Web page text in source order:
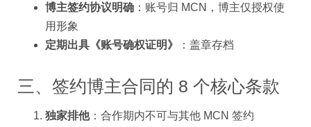
博主签约协议明确 ：账号归 MCN，博主仅授权使
用形象
定期出具《账号确权证明》
：盖章存档
三、签约博主合同的 8 个核心条款
独家排他：合作期内不可与其他 MCN 签约